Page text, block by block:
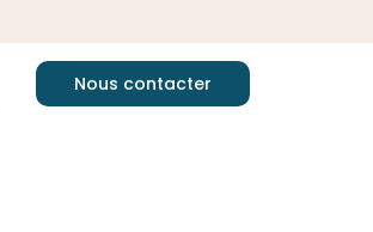
Nous contacter